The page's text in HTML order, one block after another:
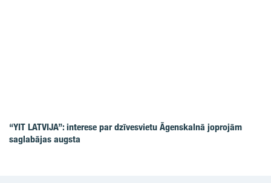
“YIT LATVIJA”: interese par dzīvesvietu Āgenskalnā joprojām
saglabājas augsta